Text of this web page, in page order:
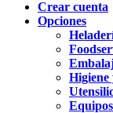
Crear cuenta
Opciones
Higiene
Equipos